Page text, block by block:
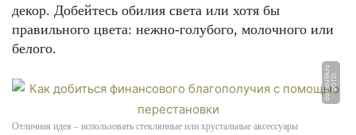
декор. Добейтесь обилия света или хотя бы
правильного цвета: нежно-голубого, молочного или
белого.
Ф
О
Т
О:
d
o
m
b
u
ti
k.
r
u
Отличная идея – использовать стеклянные или хрустальные аксессуары